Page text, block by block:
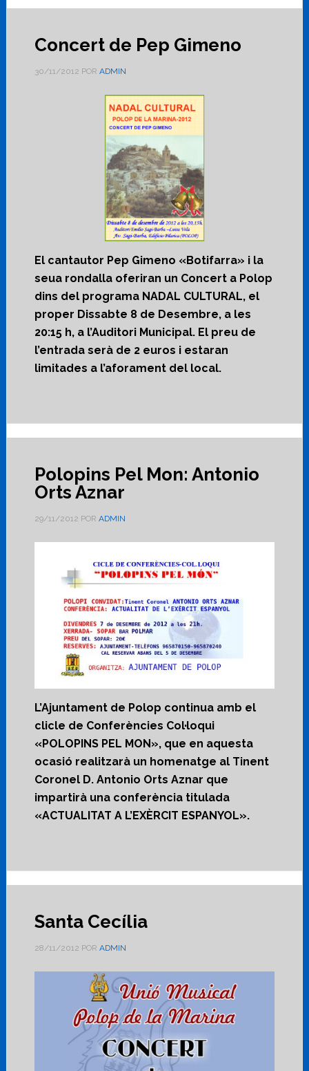
Concert de Pep Gimeno
30/11/2012 POR ADMIN
El cantautor Pep Gimeno «Botifarra» i la
seua rondalla oferiran un Concert a Polop
dins del programa NADAL CULTURAL, el
proper Dissabte 8 de Desembre, a les
20:15 h, a l’Auditori Municipal. El preu de
l’entrada serà de 2 euros i estaran
limitades a l’aforament del local.
Polopins Pel Mon: Antonio
Orts Aznar
29/11/2012 POR ADMIN
L’Ajuntament de Polop continua amb el
clicle de Conferències Col·loqui
«POLOPINS PEL MON», que en aquesta
ocasió realitzarà un homenatge al Tinent
Coronel D. Antonio Orts Aznar que
impartirà una conferència titulada
«ACTUALITAT A L’EXÈRCIT ESPANYOL».
Santa Cecília
28/11/2012 POR ADMIN